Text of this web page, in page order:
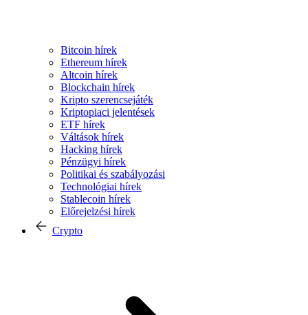
Bitcoin hírek
Ethereum hírek
Altcoin hírek
Blockchain hírek
Kripto szerencsejáték
Kriptopiaci jelentések
ETF hírek
Váltások hírek
Hacking hírek
Pénzügyi hírek
Politikai és szabályozási
Technológiai hírek
Stablecoin hírek
Előrejelzési hírek
Crypto